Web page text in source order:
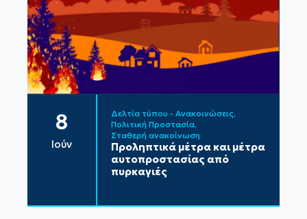
8
Ιούν
Δελτία τύπου - Ανακοινώσεις
Πολιτική Προστασία
Σταθερή ανακοίνωση
Προληπτικά μέτρα και μέτρα
αυτοπροστασίας από
πυρκαγιές